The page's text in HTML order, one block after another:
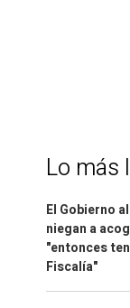
Lo más
El Gobierno
niegan a
"entonces
Fiscalía"